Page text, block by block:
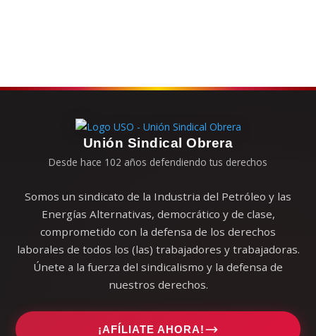
Unión Sindical Obrera
Desde hace 102 años defendiendo tus derechos
Somos un sindicato de la Industria del Petróleo y las
Energías Alternativas, democrático y de clase,
comprometido con la defensa de los derechos
laborales de todos los (las) trabajadores y trabajadoras.
Únete a la fuerza del sindicalismo y la defensa de
nuestros derechos.
¡AFÍLIATE AHORA!